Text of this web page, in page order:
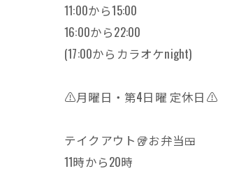
11:00から15:00
16:00から22:00
(17:00からカラオケnight)
⚠️月曜日・第4日曜 定休日⚠️
テイクアウト🥡お弁当🍱
11時から20時